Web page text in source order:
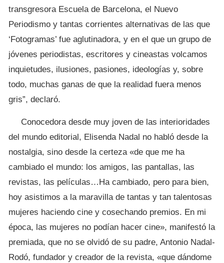
transgresora Escuela de Barcelona, el Nuevo
Periodismo y tantas corrientes alternativas de las que
‘Fotogramas’ fue aglutinadora, y en el que un grupo de
jóvenes periodistas, escritores y cineastas volcamos
inquietudes, ilusiones, pasiones, ideologías y, sobre
todo, muchas ganas de que la realidad fuera menos
gris”, declaró.
Conocedora desde muy joven de las interioridades
del mundo editorial, Elisenda Nadal no habló desde la
nostalgia, sino desde la certeza «de que me ha
cambiado el mundo: los amigos, las pantallas, las
revistas, las películas…Ha cambiado, pero para bien,
hoy asistimos a la maravilla de tantas y tan talentosas
mujeres haciendo cine y cosechando premios. En mi
época, las mujeres no podían hacer cine», manifestó la
premiada, que no se olvidó de su padre, Antonio Nadal-
Rodó, fundador y creador de la revista, «que dándome